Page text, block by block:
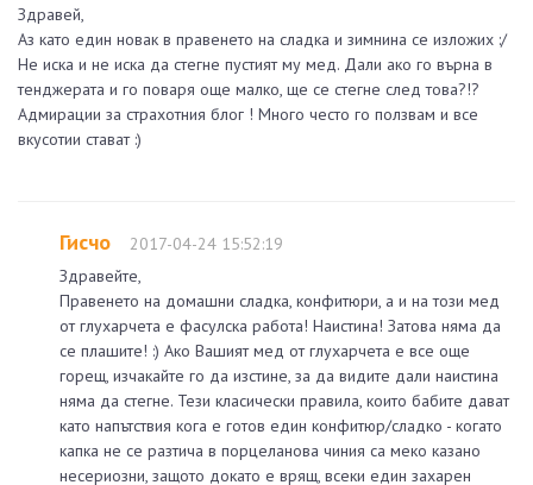
Здравей,
Аз като един новак в правенето на сладка и зимнина се изложих :/
Не иска и не иска да стегне пустият му мед. Дали ако го върна в
тенджерата и го поваря още малко, ще се стегне след това?!?
Адмирации за страхотния блог ! Много често го ползвам и все
вкусотии стават :)
Гисчо
2017-04-24 15:52:19
Здравейте,
Правенето на домашни сладка, конфитюри, а и на този мед
от глухарчета е фасулска работа! Наистина! Затова няма да
се плашите! :) Ако Вашият мед от глухарчета е все още
горещ, изчакайте го да изстине, за да видите дали наистина
няма да стегне. Тези класически правила, които бабите дават
като напътствия кога е готов един конфитюр/сладко - когато
капка не се разтича в порцеланова чиния са меко казано
несериозни, защото докато е врящ, всеки един захарен